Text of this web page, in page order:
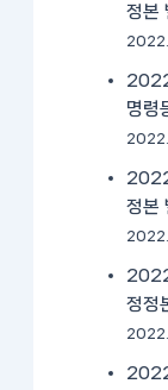
정본
명령
정본
정정